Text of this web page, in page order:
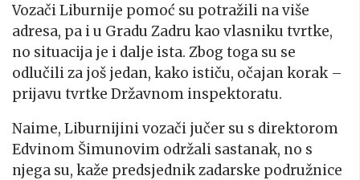
Vozači Liburnije pomoć su potražili na više
adresa, pa i u Gradu Zadru kao vlasniku tvrtke,
no situacija je i dalje ista. Zbog toga su se
odlučili za još jedan, kako ističu, očajan korak –
prijavu tvrtke Državnom inspektoratu.
Naime, Liburnijini vozači jučer su s direktorom
Edvinom Šimunovim održali sastanak, no s
njega su, kaže predsjednik zadarske podružnice